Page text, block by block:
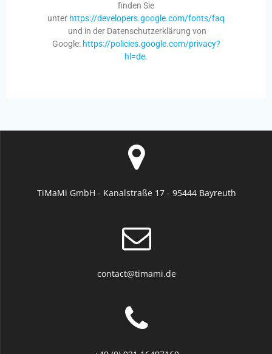
finden Sie
unter https://developers.google.com/fonts/faq
und in der Datenschutzerklärung von
Google: https://policies.google.com/privacy?
hl=de.
TiMaMi GmbH - Kanalstraße 17 - 95444 Bayreuth
contact@timami.de